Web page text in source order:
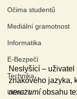
Očima studentů
Mediální gramotnost
Informatika
E-Bezpečí
Technika
Učitel21
Neslyšící – uživatel
znakového jazyka,
nerozumí obsahu